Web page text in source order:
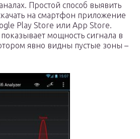
Простой способ выявить
на смартфон приложение
Play Store или App Store.
мощность сигнала в
явно видны пустые зоны –